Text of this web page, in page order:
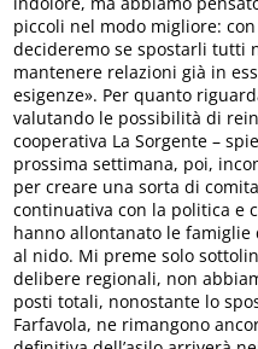
piccoli nel modo migliore:
decideremo se spostarli tutti
mantenere relazioni già in
esigenze». Per quanto
valutando le possibilità di
cooperativa La Sorgente –
prossima settimana, poi,
per creare una sorta di
continuativa con la politica e
hanno allontanato le
al nido. Mi preme solo
delibere regionali, non
posti totali, nonostante lo
Farfavola, ne rimangono